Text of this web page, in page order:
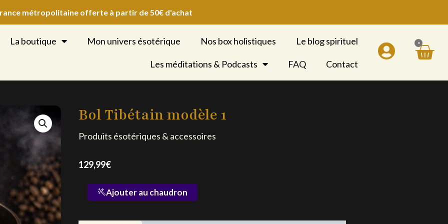
métropolitaine offerte à partir de 50€ d'achat
La boutique Mon univers ésotérique Nos box holistiques Le blog spirituel
Les méditations & Podcasts FAQ Contact
0
Bol Tibétain modèle 1
Produits ésotériques & accessoires
129,99€
quantité Ajouter au chaudron